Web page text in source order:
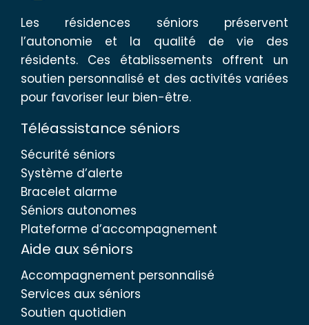
Les résidences séniors préservent
l’autonomie et la qualité de vie des
résidents. Ces établissements offrent un
soutien personnalisé et des activités variées
pour favoriser leur bien-être.
Téléassistance séniors
Sécurité séniors
Système d’alerte
Bracelet alarme
Séniors autonomes
Plateforme d’accompagnement
Aide aux séniors
Accompagnement personnalisé
Services aux séniors
Soutien quotidien